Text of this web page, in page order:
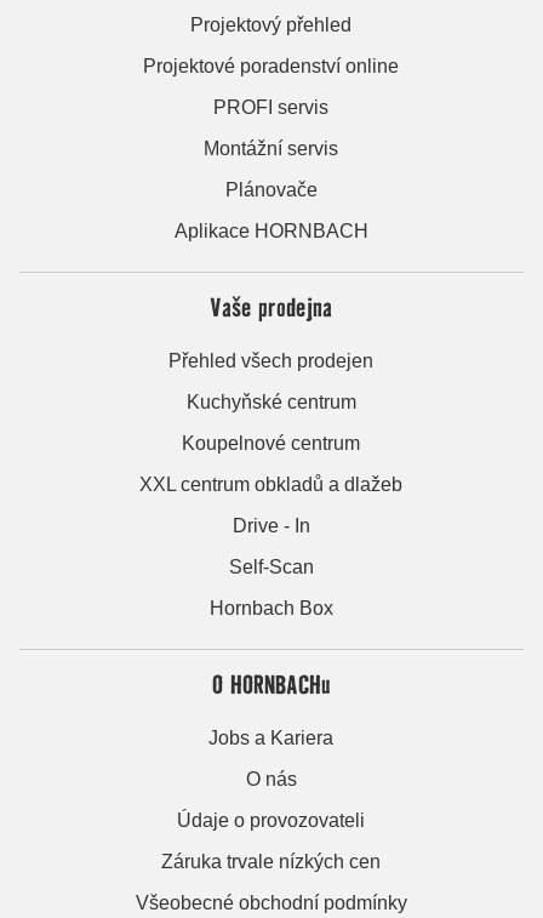
Projektový přehled
Projektové poradenství online
PROFI servis
Montážní servis
Plánovače
Aplikace HORNBACH
Vaše prodejna
Přehled všech prodejen
Kuchyňské centrum
Koupelnové centrum
XXL centrum obkladů a dlažeb
Drive - In
Self-Scan
Hornbach Box
O HORNBACHu
Jobs a Kariera
O nás
Údaje o provozovateli
Záruka trvale nízkých cen
Všeobecné obchodní podmínky